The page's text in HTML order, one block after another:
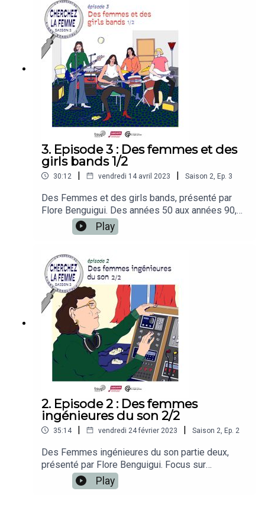
Séguir à la batterie. Illustration : Sarah Fabre.
3. Episode 3 : Des femmes et des
girls bands 1/2
30:12 | vendredi 14 avril 2023 | Saison 2, Ep. 3
Des Femmes et des girls bands, présenté par
Flore Benguigui. Des années 50 aux années 90,
parcourez l'avancement du féminisme et du
militantisme via l’histoire des girls bands qui ont
girls band Fanny, groupe de rock américain des
années 70 composé des soeurs June et Jean
Millington, Nickey Barclay et Alice de Buhr.
Illustration : Sarah Fabre.
Play
2. Episode 2 : Des femmes
ingénieures du son 2/2
35:14 | vendredi 24 février 2023 | Saison 2, Ep. 2
Des Femmes ingénieures du son partie deux,
présenté par Flore Benguigui. Focus sur
Bénédicte Schmitt, ingénieure du son, réalisatrice
artistique, musicienne, productrice de podcasts
Play